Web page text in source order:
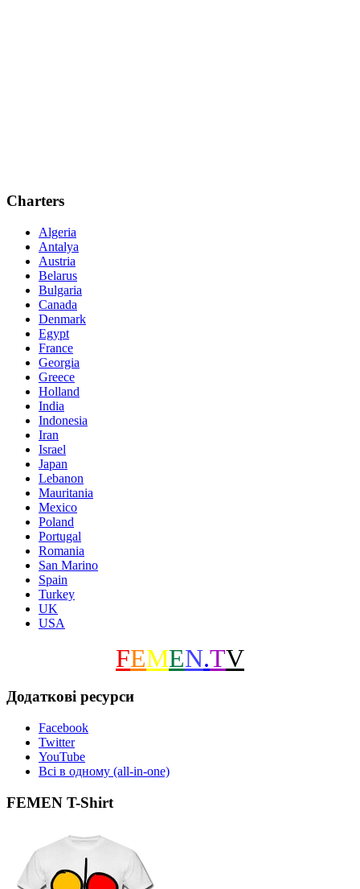
Charters
Algeria
Antalya
Austria
Belarus
Bulgaria
Canada
Denmark
Egypt
France
Georgia
Greece
Holland
India
Indonesia
Iran
Israel
Japan
Lebanon
Mauritania
Mexico
Poland
Portugal
Romania
San Marino
Spain
Turkey
UK
USA
FEMEN.TV
Додаткові ресурси
Facebook
Twitter
YouTube
Всі в одному (all-in-one)
FEMEN T-Shirt